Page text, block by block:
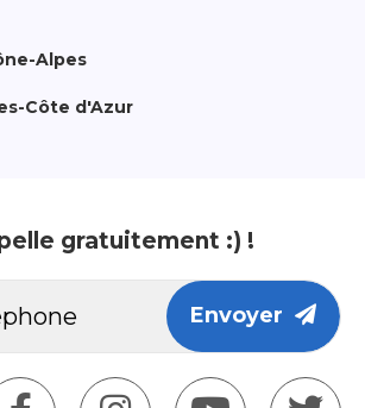
Alpes
Côte d'Azur
gratuitement :) !
Envoyer